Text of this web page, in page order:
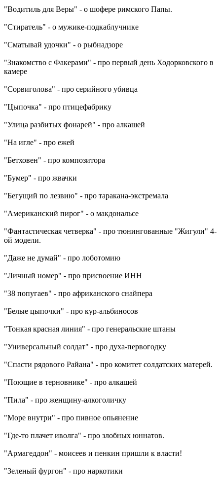
"Водитиль для Веры" - о шофере римского Папы.
"Стиратель" - о мужике-подкаблучнике
"Сматывай удочки" - о рыбнадзоре
"Знакомство с Факерами" - про первый день Ходорковского в
камере
"Сорвиголова" - про серийного убивца
"Цыпочка" - про птицефабрику
"Улица разбитых фонарей" - про алкашей
"На игле" - про ежей
"Бетховен" - про композитора
"Бумер" - про жвачки
"Бегущий по лезвию" - про таракана-экстремала
"Американский пирог" - о макдональсе
"Фантастическая четверка" - про тюнингованные "Жигули" 4-
ой модели.
"Даже не думай" - про лоботомию
"Личный номер" - про присвоение ИНН
"38 попугаев" - про африканского снайпера
"Белые цыпочки" - про кур-альбиносов
"Тонкая красная линия" - про генеральские штаны
"Универсальный солдат" - про духа-первогодку
"Спасти рядового Райана" - про комитет солдатских матерей.
"Поющие в терновнике" - про алкашей
"Пила" - про женщину-алкоголичку
"Море внутри" - про пивное опьянение
"Где-то плачет иволга" - про злобных юннатов.
"Армагеддон" - моисеев и пенкин пришли к власти!
"Зеленый фургон" - про наркотики